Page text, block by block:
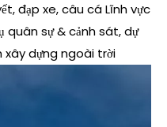
đạp xe, câu cá Lĩnh vực
quân sự & cảnh sát, dự
xây dựng ngoài trời